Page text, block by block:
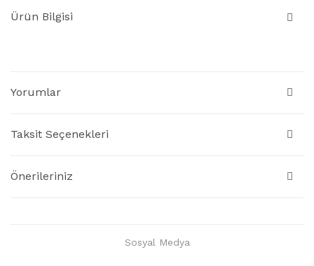
Ürün Bilgisi
Yorumlar
Taksit Seçenekleri
Önerileriniz
Sosyal Medya